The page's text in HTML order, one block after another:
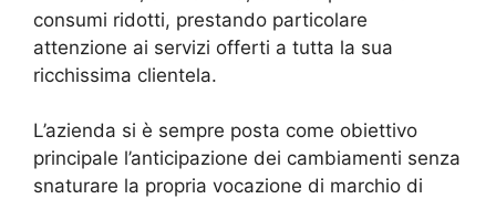
consumi ridotti, prestando particolare
attenzione ai servizi offerti a tutta la sua
ricchissima clientela.
L’azienda si è sempre posta come obiettivo
principale l’anticipazione dei cambiamenti senza
snaturare la propria vocazione di marchio di